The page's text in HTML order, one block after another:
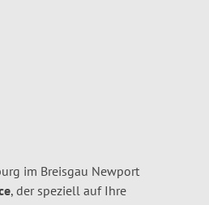
im Breisgau Newport
, der speziell auf Ihre